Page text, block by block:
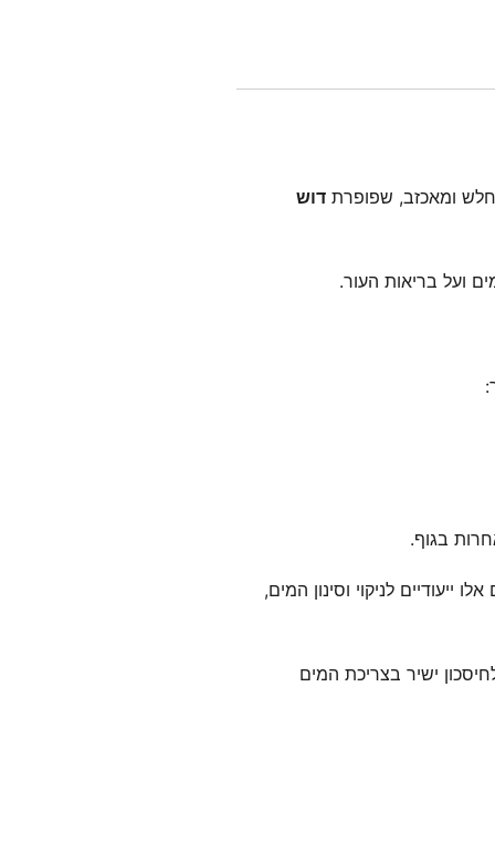
ומאכזב, שפופרת דוש
ועל בריאות העור.
בגוף.
אלו ייעודיים לניקוי וסינון המים,
ישיר בצריכת המים